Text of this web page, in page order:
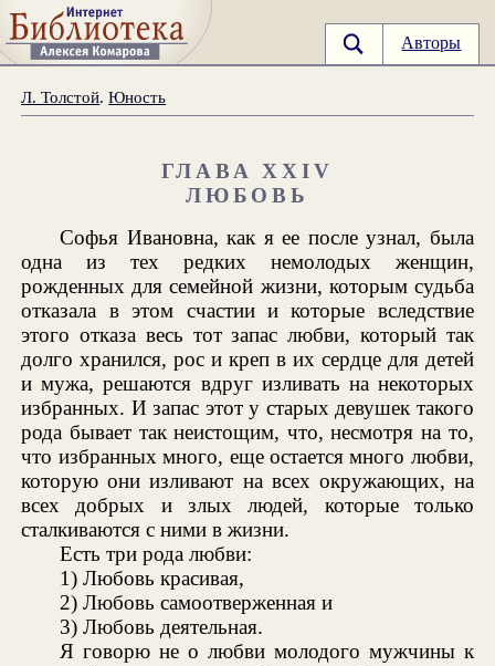
Авторы
Л. Толстой.Юность
ГЛАВА XXIV
ЛЮБОВЬ
Софья Ивановна, как я ее после узнал, была
одна из тех редких немолодых женщин,
рожденных для семейной жизни, которым судьба
отказала в этом счастии и которые вследствие
этого отказа весь тот запас любви, который так
долго хранился, рос и креп в их сердце для детей
и мужа, решаются вдруг изливать на некоторых
избранных. И запас этот у старых девушек такого
рода бывает так неистощим, что, несмотря на то,
что избранных много, еще остается много любви,
которую они изливают на всех окружающих, на
всех добрых и злых людей, которые только
сталкиваются с ними в жизни.
Есть три рода любви:
1) Любовь красивая,
2) Любовь самоотверженная и
3) Любовь деятельная.
Я говорю не о любви молодого мужчины к